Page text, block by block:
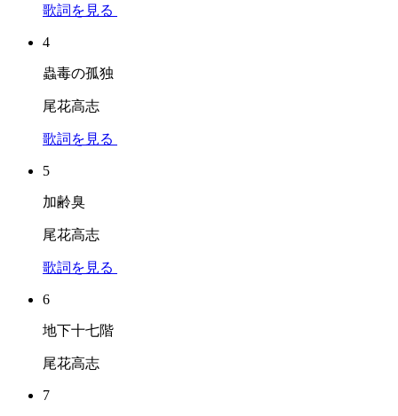
歌詞を見る
4
蟲毒の孤独
尾花高志
歌詞を見る
5
加齢臭
尾花高志
歌詞を見る
6
地下十七階
尾花高志
7